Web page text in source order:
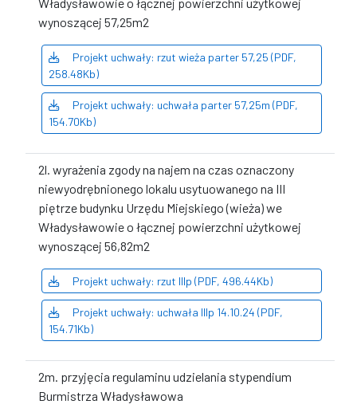
wynoszącej 57,25m2
Projekt uchwały: rzut wieża parter 57,25 (PDF,
258.48Kb)
Projekt uchwały: uchwała parter 57,25m (PDF,
154.70Kb)
2l. wyrażenia zgody na najem na czas oznaczony
niewyodrębnionego lokalu usytuowanego na III
piętrze budynku Urzędu Miejskiego (wieża) we
Władysławowie o łącznej powierzchni użytkowej
wynoszącej 56,82m2
Projekt uchwały: rzut IIIp (PDF, 496.44Kb)
Projekt uchwały: uchwała IIIp 14.10.24 (PDF,
154.71Kb)
2m. przyjęcia regulaminu udzielania stypendium
Burmistrza Władysławowa